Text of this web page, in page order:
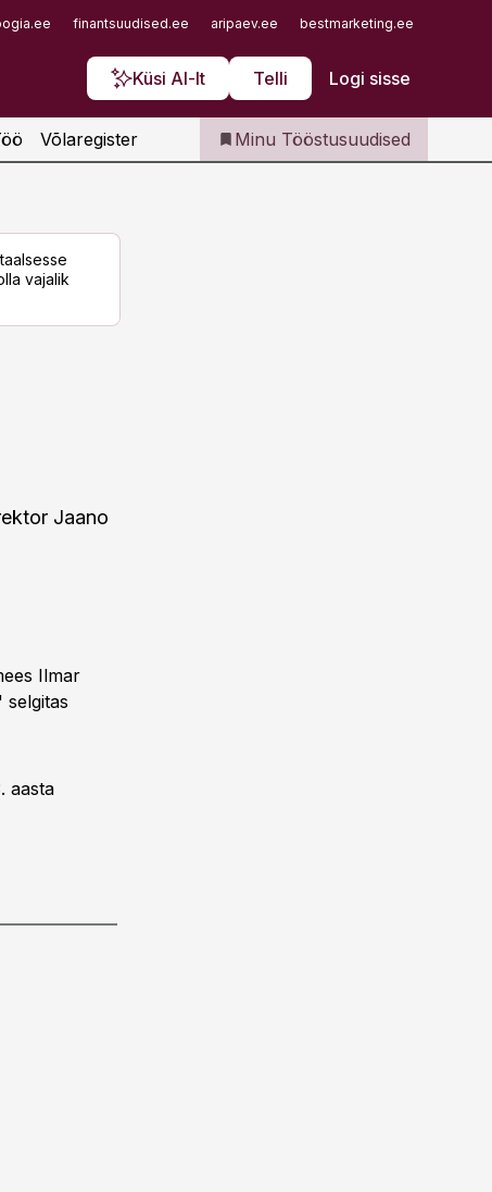
finantsuudised.ee aripaev.ee bestmarketing.ee
Küsi AI-lt Telli Logi sisse
Iseteenindus
Telli Tööstusuudised
Võlaregister Minu Tööstusuudised
vajalik
Jaano
Ilmar
selgitas
aasta